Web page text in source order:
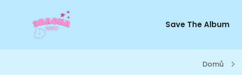
Save The Album
Domů /